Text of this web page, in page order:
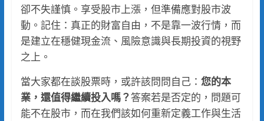
卻不失謹慎。享受股市上漲，但準備應對股市波
動。記住：真正的財富自由，不是靠一波行情，而
是建立在穩健現金流、風險意識與長期投資的視野
之上。
當大家都在談股票時，或許該問問自己： 您的本
業，還值得繼續投入嗎？答案若是否定的，問題可
能不在股市，而在我們該如何重新定義工作與生活